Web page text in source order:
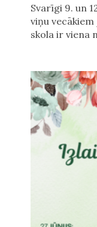
Svarīgi 9. un
viņu
skola ir viena